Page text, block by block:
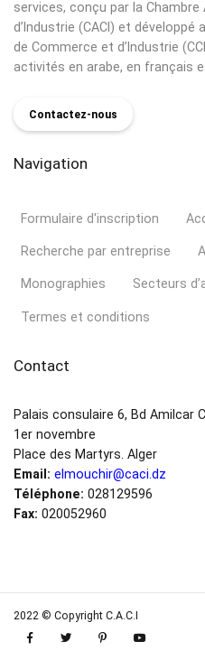
services, conçu par la
d’Industrie (CACI) et
de Commerce et d’Industrie
activités en arabe, en français
Contactez-nous
Navigation
Formulaire d'inscription
Recherche par entreprise
Monographies Secteurs
Termes et conditions
Contact
Palais consulaire 6, Bd Amilcar
1er novembre
Place des Martyrs. Alger
Email: elmouchir@caci.dz
Téléphone: 028129596
Fax: 020052960
2022 © Copyright C.A.C.I